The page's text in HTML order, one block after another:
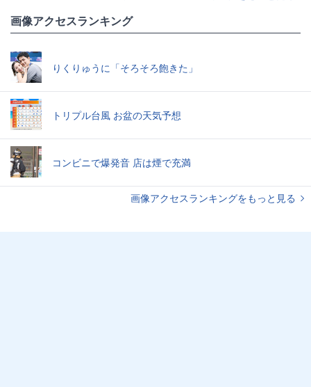
画像アクセスランキング
りくりゅうに「そろそろ飽きた」
トリプル台風 お盆の天気予想
コンビニで爆発音 店は煙で充満
画像アクセスランキングをもっと見る